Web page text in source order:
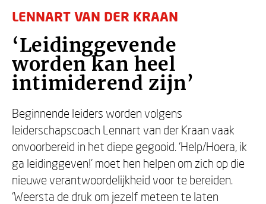
LENNART VAN DER KRAAN
‘Leidinggevende
worden kan heel
intimiderend zijn’
Beginnende leiders worden volgens
leiderschapscoach Lennart van der Kraan vaak
onvoorbereid in het diepe gegooid. ‘Help/Hoera, ik
ga leidinggeven!’ moet hen helpen om zich op die
nieuwe verantwoordelijkheid voor te bereiden.
‘Weersta de druk om jezelf meteen te laten